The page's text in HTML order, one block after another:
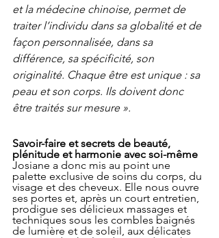
et la médecine chinoise, permet de
traiter l’individu dans sa globalité et de
façon personnalisée, dans sa
différence, sa spécificité, son
originalité. Chaque être est unique : sa
peau et son corps. Ils doivent donc
être traités sur mesure ».
Savoir-faire et secrets de beauté,
plénitude et harmonie avec soi-même
Josiane a donc mis au point une
palette exclusive de soins du corps, du
visage et des cheveux. Elle nous ouvre
ses portes et, après un court entretien,
prodigue ses délicieux massages et
techniques sous les combles baignés
de lumière et de soleil, aux délicates